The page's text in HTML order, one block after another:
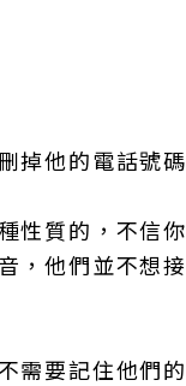
掉他的電話號碼
性質的，不信
，他們並不想
需要記住他們